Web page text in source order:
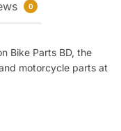
0
Bike Parts BD, the
motorcycle parts at